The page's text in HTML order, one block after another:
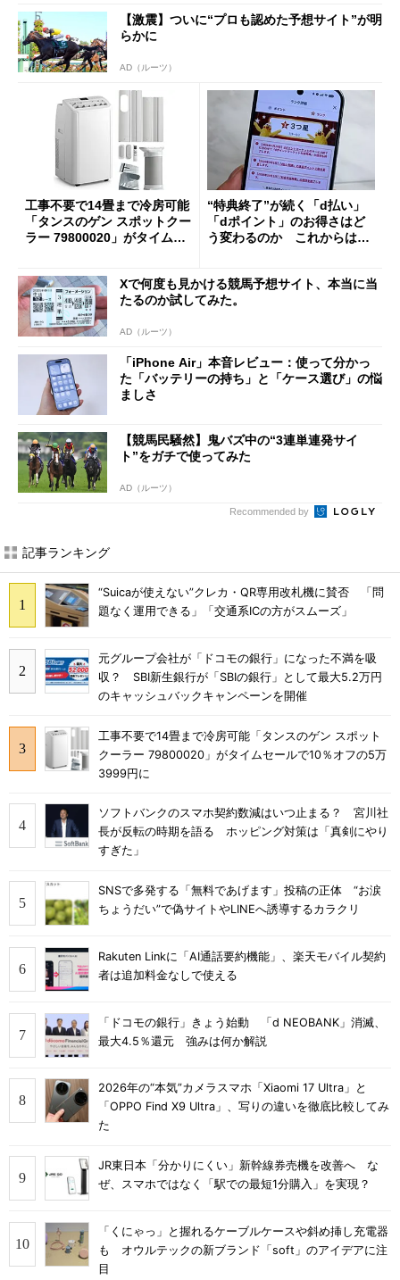
【激震】ついに“プロも認めた予想サイト”が明
らかに
AD（ルーツ）
工事不要で14畳まで冷房可能
「タンスのゲン スポットクー
ラー 79800020」がタイムセ
“特典終了”が続く「d払い」
「dポイント」のお得さはど
う変わるのか これからは
Xで何度も見かける競馬予想サイト、本当に当
たるのか試してみた。
AD（ルーツ）
「iPhone Air」本音レビュー：使って分かっ
た「バッテリーの持ち」と「ケース選び」の悩
ましさ
【競馬民騒然】鬼バズ中の“3連単連発サイ
ト”をガチで使ってみた
AD（ルーツ）
Recommended by
記事ランキング
“Suicaが使えない”クレカ・QR専用改札機に賛否 「問
題なく運用できる」「交通系ICの方がスムーズ」
元グループ会社が「ドコモの銀行」になった不満を吸
収？ SBI新生銀行が「SBIの銀行」として最大5.2万円
のキャッシュバックキャンペーンを開催
工事不要で14畳まで冷房可能「タンスのゲン スポット
クーラー 79800020」がタイムセールで10％オフの5万
3999円に
ソフトバンクのスマホ契約数減はいつ止まる？ 宮川社
長が反転の時期を語る ホッピング対策は「真剣にやり
すぎた」
SNSで多発する「無料であげます」投稿の正体 “お涙
ちょうだい”で偽サイトやLINEへ誘導するカラクリ
Rakuten Linkに「AI通話要約機能」、楽天モバイル契約
者は追加料金なしで使える
「ドコモの銀行」きょう始動 「d NEOBANK」消滅、
最大4.5％還元 強みは何か解説
2026年の“本気”カメラスマホ「Xiaomi 17 Ultra」と
「OPPO Find X9 Ultra」、写りの違いを徹底比較してみ
た
JR東日本「分かりにくい」新幹線券売機を改善へ な
ぜ、スマホではなく「駅での最短1分購入」を実現？
「くにゃっ」と握れるケーブルケースや斜め挿し充電器
も オウルテックの新ブランド「soft」のアイデアに注
目